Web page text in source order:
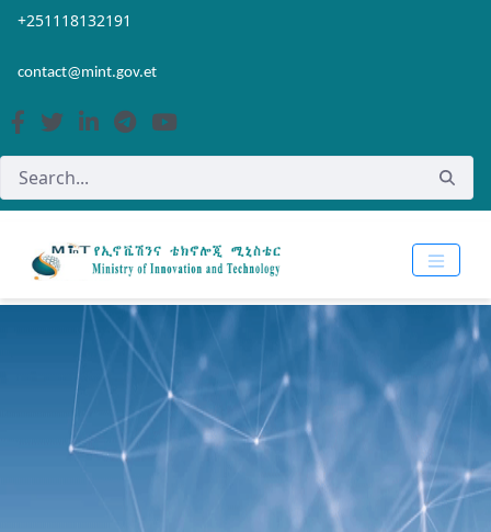
Skip to Main Content
Open Accessibility Menu
+251118132191
contact@mint.gov.et